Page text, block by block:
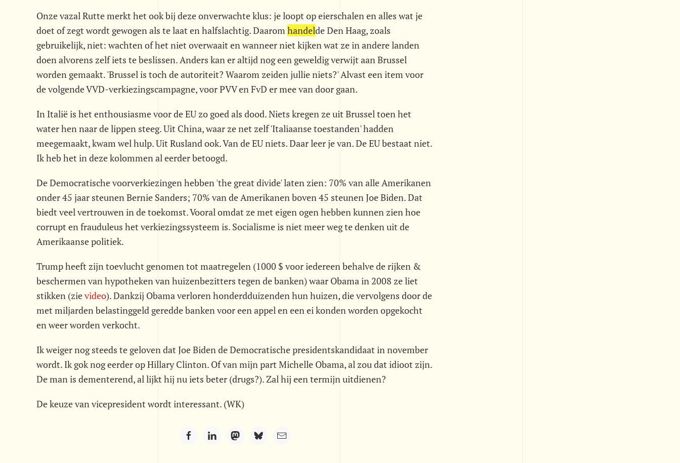
Onze vazal Rutte merkt het ook bij deze onverwachte klus: je loopt op eierschalen en alles wat je
doet of zegt wordt gewogen als te laat en halfslachtig. Daarom handelde Den Haag, zoals
gebruikelijk, niet: wachten of het niet overwaait en wanneer niet kijken wat ze in andere landen
doen alvorens zelf iets te beslissen. Anders kan er altijd nog een geweldig verwijt aan Brussel
worden gemaakt. 'Brussel is toch de autoriteit? Waarom zeiden jullie niets?' Alvast een item voor
de volgende VVD-verkiezingscampagne, voor PVV en FvD er mee van door gaan.
In Italië is het enthousiasme voor de EU zo goed als dood. Niets kregen ze uit Brussel toen het
water hen naar de lippen steeg. Uit China, waar ze net zelf 'Italiaanse toestanden' hadden
meegemaakt, kwam wel hulp. Uit Rusland ook. Van de EU niets. Daar leer je van. De EU bestaat niet.
Ik heb het in deze kolommen al eerder betoogd.
De Democratische voorverkiezingen hebben 'the great divide' laten zien: 70% van alle Amerikanen
onder 45 jaar steunen Bernie Sanders; 70% van de Amerikanen boven 45 steunen Joe Biden. Dat
biedt veel vertrouwen in de toekomst. Vooral omdat ze met eigen ogen hebben kunnen zien hoe
corrupt en frauduleus het verkiezingssysteem is. Socialisme is niet meer weg te denken uit de
Amerikaanse politiek.
Trump heeft zijn toevlucht genomen tot maatregelen (1000 $ voor iedereen behalve de rijken &
beschermen van hypotheken van huizenbezitters tegen de banken) waar Obama in 2008 ze liet
stikken (zievideo). Dankzij Obama verloren honderdduizenden hun huizen, die vervolgens door de
met miljarden belastinggeld geredde banken voor een appel en een ei konden worden opgekocht
en weer worden verkocht.
Ik weiger nog steeds te geloven dat Joe Biden de Democratische presidentskandidaat in november
wordt. Ik gok nog eerder op Hillary Clinton. Of van mijn part Michelle Obama, al zou dat idioot zijn.
De man is dementerend, al lijkt hij nu iets beter (drugs?). Zal hij een termijn uitdienen?
De keuze van vicepresident wordt interessant. (WK)